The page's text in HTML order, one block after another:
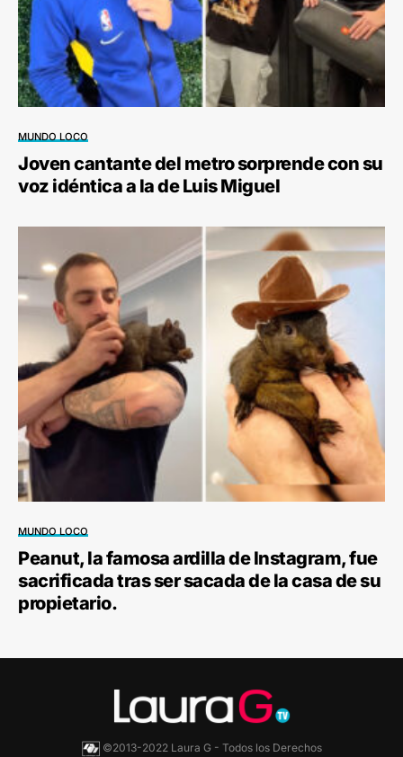
MUNDO LOCO
Joven cantante del metro sorprende con su
voz idéntica a la de Luis Miguel
MUNDO LOCO
Peanut, la famosa ardilla de Instagram, fue
sacrificada tras ser sacada de la casa de su
propietario.
©2013-2022 Laura G - Todos los Derechos